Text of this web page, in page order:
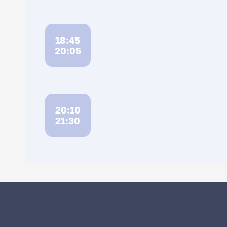
18:45
20:05
20:10
21:30